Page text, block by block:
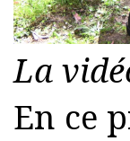
La
En ce